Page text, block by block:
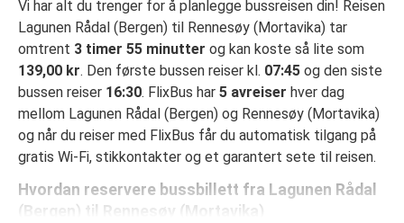
Vi har alt du trenger for å planlegge bussreisen din! Reisen
Lagunen Rådal (Bergen) til Rennesøy (Mortavika) tar
omtrent 3 timer 55 minutter og kan koste så lite som
139,00 kr. Den første bussen reiser kl. 07:45 og den siste
bussen reiser 16:30. FlixBus har 5 avreiser hver dag
mellom Lagunen Rådal (Bergen) og Rennesøy (Mortavika)
og når du reiser med FlixBus får du automatisk tilgang på
gratis Wi-Fi, stikkontakter og et garantert sete til reisen.
Hvordan reservere bussbillett fra Lagunen Rådal
(Bergen) til Rennesøy (Mortavika)